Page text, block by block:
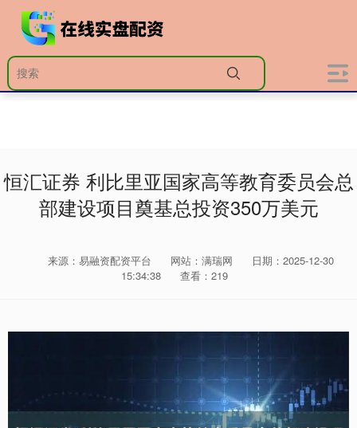
恒汇证券 利比里亚国家高等教育委员会总
部建设项目奠基总投资350万美元
来源：易融资配资平台 网站：满瑞网
日期：2025-12-30
15:34:38
查看：219